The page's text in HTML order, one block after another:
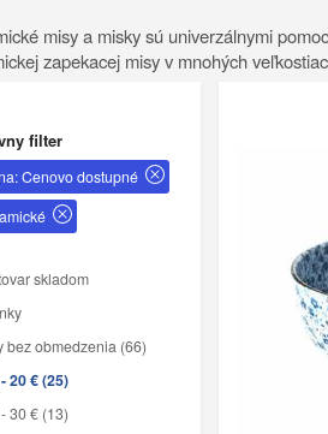
misy a misky sú univerzálnymi
zapekacej misy v mnohých
filter
Cenovo dostupné
skladom
bez obmedzenia (66)
20 € (25)
30 € (13)